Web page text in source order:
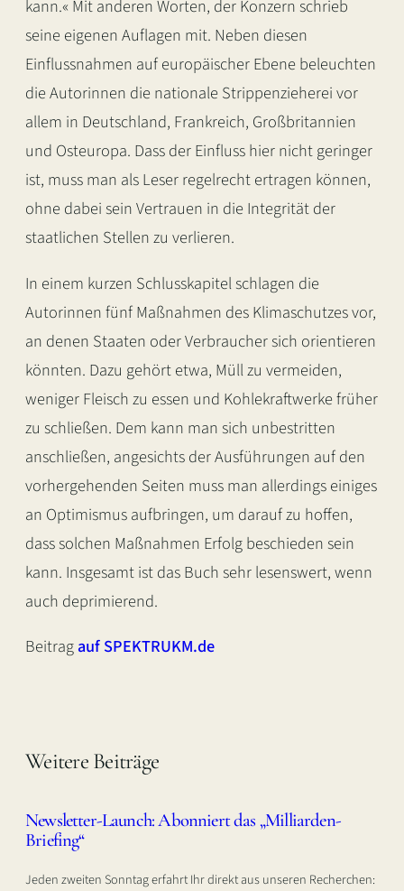
kann.« Mit anderen Worten, der Konzern schrieb
seine eigenen Auflagen mit. Neben diesen
Einflussnahmen auf europäischer Ebene beleuchten
die Autorinnen die nationale Strippenzieherei vor
allem in Deutschland, Frankreich, Großbritannien
und Osteuropa. Dass der Einfluss hier nicht geringer
ist, muss man als Leser regelrecht ertragen können,
ohne dabei sein Vertrauen in die Integrität der
staatlichen Stellen zu verlieren.
In einem kurzen Schlusskapitel schlagen die
Autorinnen fünf Maßnahmen des Klimaschutzes vor,
an denen Staaten oder Verbraucher sich orientieren
könnten. Dazu gehört etwa, Müll zu vermeiden,
weniger Fleisch zu essen und Kohlekraftwerke früher
zu schließen. Dem kann man sich unbestritten
anschließen, angesichts der Ausführungen auf den
vorhergehenden Seiten muss man allerdings einiges
an Optimismus aufbringen, um darauf zu hoffen,
dass solchen Maßnahmen Erfolg beschieden sein
kann. Insgesamt ist das Buch sehr lesenswert, wenn
auch deprimierend.
Beitragauf SPEKTRUKM.de
Weitere Beiträge
Newsletter-Launch: Abonniert das „Milliarden-
Briefing“
Jeden zweiten Sonntag erfahrt Ihr direkt aus unseren Recherchen: